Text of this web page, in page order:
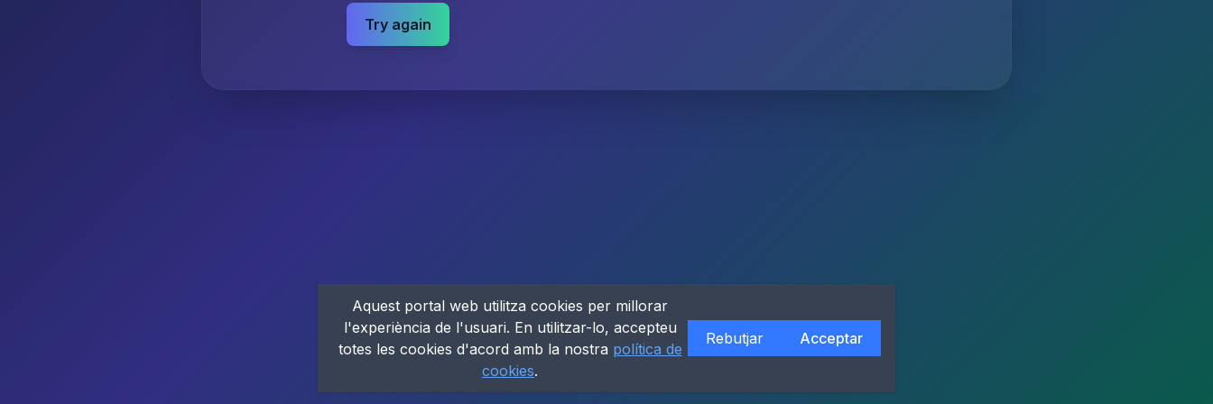
Try again
Aquest portal web utilitza cookies per millorar
l'experiència de l'usuari. En utilitzar-lo, accepteu
totes les cookies d'acord amb la nostra política de
cookies.
Rebutjar Acceptar